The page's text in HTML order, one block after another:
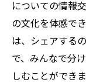
についての情報
の文化を体感で
は、シェアする
で、みんなで分
しむことができ